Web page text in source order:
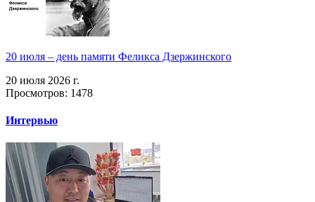
20 июля – день памяти Феликса Дзержинского
20 июля 2026 г.
Просмотров: 1478
Интервью